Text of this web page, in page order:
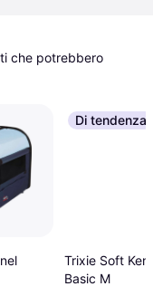
che potrebbero
Di tendenza
Trixie Soft
Basic M